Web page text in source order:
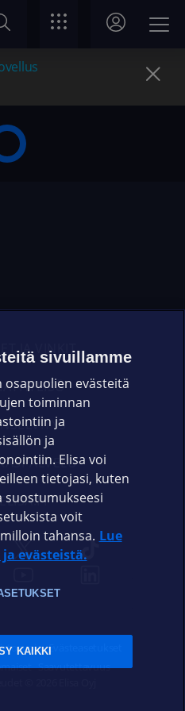
JA VINKIT
ELISA.FI
Evästeasetukset
Saavutettavuus
sivuillamme
osapuolien evästeitä
toiminnan
ja
ja
Elisa voi
tietojasi, kuten
suostumukseesi
voit
tahansa. Lue
evästeistä.
KAIKKI